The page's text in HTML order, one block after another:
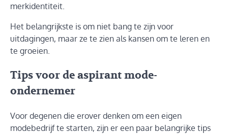
merkidentiteit.
Het belangrijkste is om niet bang te zijn voor
uitdagingen, maar ze te zien als kansen om te leren en
te groeien.
Tips voor de aspirant mode-
ondernemer
Voor degenen die erover denken om een eigen
modebedrijf te starten, zijn er een paar belangrijke tips